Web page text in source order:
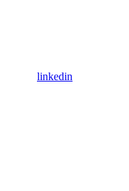
linkedin